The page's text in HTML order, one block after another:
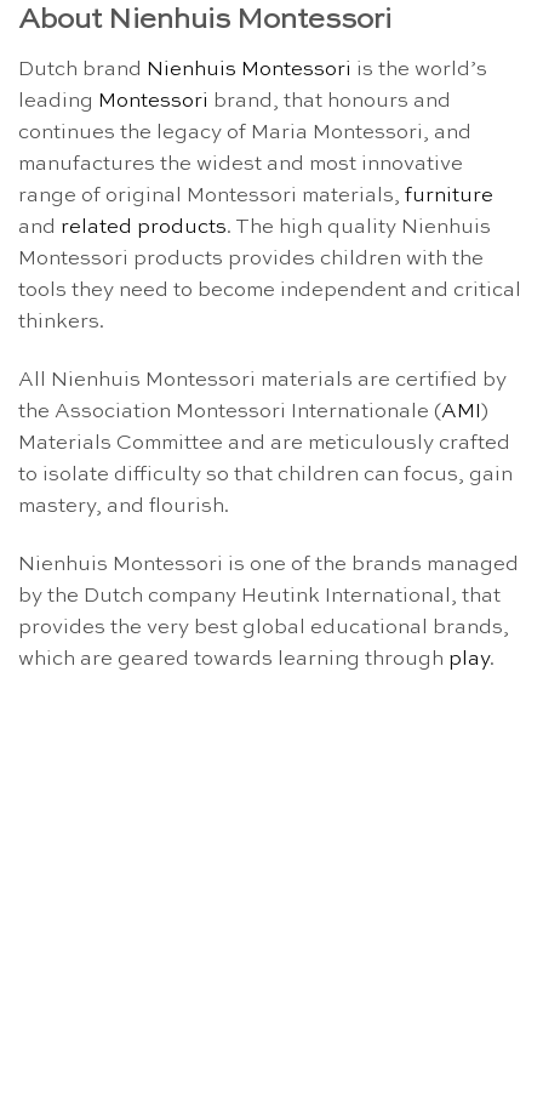
About Nienhuis Montessori
Dutch brand Nienhuis Montessori is the world’s
leading Montessori brand, that honours and
continues the legacy of Maria Montessori, and
manufactures the widest and most innovative
range of original Montessori materials, furniture
and related products. The high quality Nienhuis
Montessori products provides children with the
tools they need to become independent and critical
thinkers.
All Nienhuis Montessori materials are certified by
the Association Montessori Internationale (AMI )
Materials Committee and are meticulously crafted
to isolate difficulty so that children can focus, gain
mastery, and flourish.
Nienhuis Montessori is one of the brands managed
by the Dutch company Heutink International, that
provides the very best global educational brands,
which are geared towards learning through play.